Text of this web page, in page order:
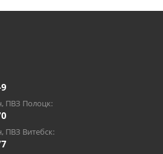
ПВЗ Полоцк:
ПВЗ Витебск: